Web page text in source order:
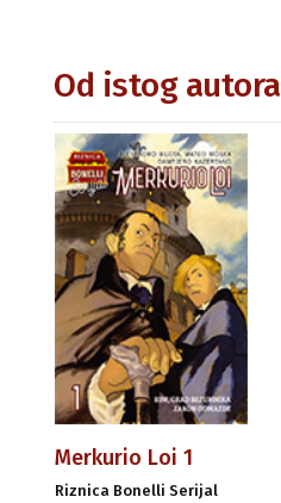
Od istog autora
Merkurio Loi 1
Riznica Bonelli Serijal